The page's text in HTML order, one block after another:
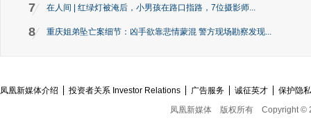
7 在人间 | 红绿灯被淹后，小男孩在路口指路，7位摄影师...
8 重庆姐弟坠亡案细节：凶手欲靠悲情蒙混 警方现场勘察发现...
凤凰新媒体介绍 投资者关系 Investor Relations 广告服务 诚征英才
保护隐
凤凰新媒体
版权所有 Copyright ©